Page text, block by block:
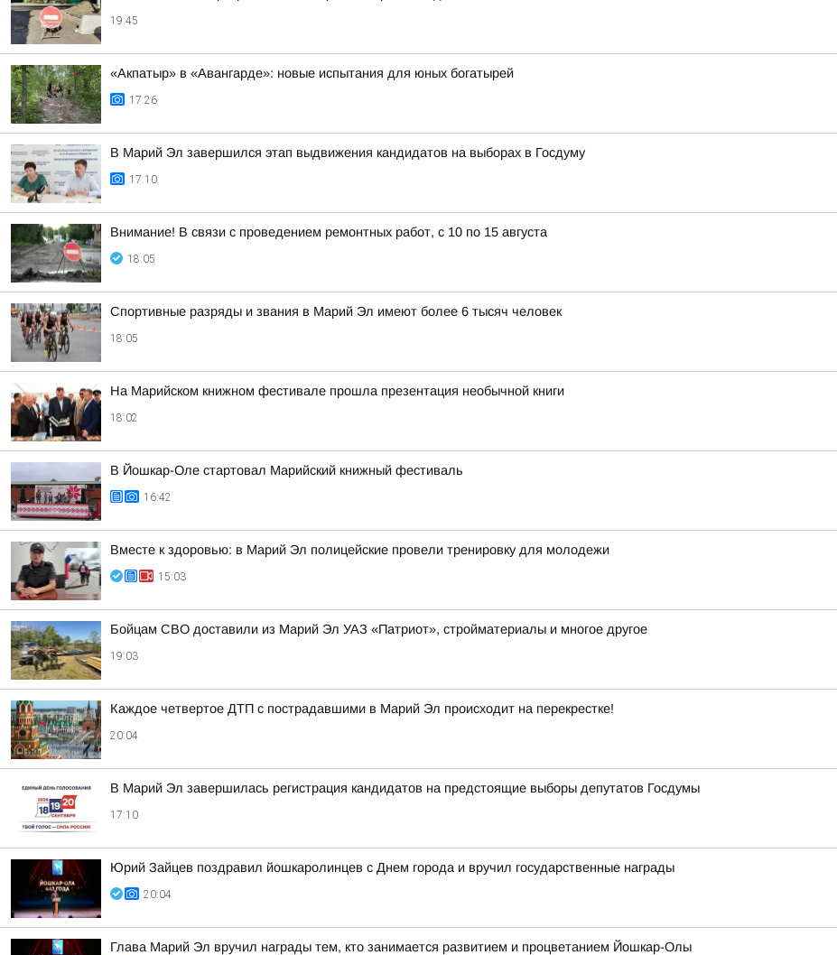
19:45
«Акпатыр» в «Авангарде»: новые испытания для юных богатырей
17:26
В Марий Эл завершился этап выдвижения кандидатов на выборах в Госдуму
17:10
Внимание! В связи с проведением ремонтных работ, с 10 по 15 августа
18:05
Спортивные разряды и звания в Марий Эл имеют более 6 тысяч человек
18:05
На Марийском книжном фестивале прошла презентация необычной книги
18:02
В Йошкар-Оле стартовал Марийский книжный фестиваль
16:42
Вместе к здоровью: в Марий Эл полицейские провели тренировку для молодежи
15:03
Бойцам СВО доставили из Марий Эл УАЗ «Патриот», стройматериалы и многое другое
19:03
Каждое четвертое ДТП с пострадавшими в Марий Эл происходит на перекрестке!
20:04
В Марий Эл завершилась регистрация кандидатов на предстоящие выборы депутатов Госдумы
17:10
Юрий Зайцев поздравил йошкаролинцев с Днем города и вручил государственные награды
20:04
Глава Марий Эл вручил награды тем, кто занимается развитием и процветанием Йошкар-Олы